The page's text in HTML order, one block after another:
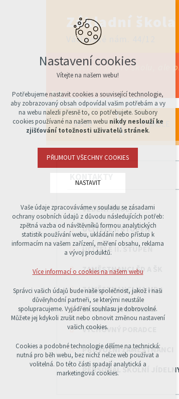
Základní
Václavské nám. 44/12
Neučíme se pro školu, ale
ÚVOD O ŠKOLE
Nastavení cookies
Vítejte na našem webu!
Potřebujeme nastavit cookies a související technologie,
aby zobrazovaný obsah odpovídal vašim potřebám a vy
na webu nalezli přesně to, co potřebujete. Soubory
cookies používané na našem webu nikdy neslouží ke
zjišťování totožnosti uživatelů stránek.
PŘIJMOUT VŠECHNY COOKIES
NASTAVIT
Technická cookies
nutná pro provozování webu
udržení kontextu stránek (session): případná
přihlášení, volby jazyka, apod.
analytická pro anonymizované vyhodnocení
návštěvnosti
marketingová cookies (Google)
Více informací o cookies na našem webu
ODMÍTNOUT VŠE
Vaše údaje zpracováváme v souladu se zásadami
ochrany osobních údajů z důvodu následujících potřeb:
zpětná vazba od návštěvníků formou analytických
statistik používání webu, ukládání nebo přístup k
informacím na vašem zařízení, měření obsahu, reklama
a vývoj produktů.
Více informací o cookies na našem webu
Správci vašich údajů bude naše společnost, jakož i naši
důvěryhodní partneři, se kterými neustále
spolupracujeme. Vyjádření souhlasu je dobrovolné.
Můžete jej kdykoli zrušit nebo obnovit změnou nastavení
vašich cookies.
Cookies a podobné technologie dělíme na technická:
nutná pro běh webu, bez nichž nelze web používat a
volitelná. Do této části spadají analytická a
marketingová cookies.
VEDENÍ ŠKOLY
UČITELÉ I. STUPEŇ
UČITELÉ II. STUPEŇ
ZAMĚSTNANCI ŠD A ŠK
ZAMĚSTNANCI NA MD
ŠKOLNÍ PSYCHOLOG
VÝCHOVNÝ PORADCE
PROVOZNÍ ZAMĚSTNANCI
PERSONÁL ŠKOLNÍ